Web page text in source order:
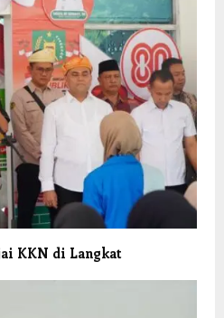
KKN di Langkat